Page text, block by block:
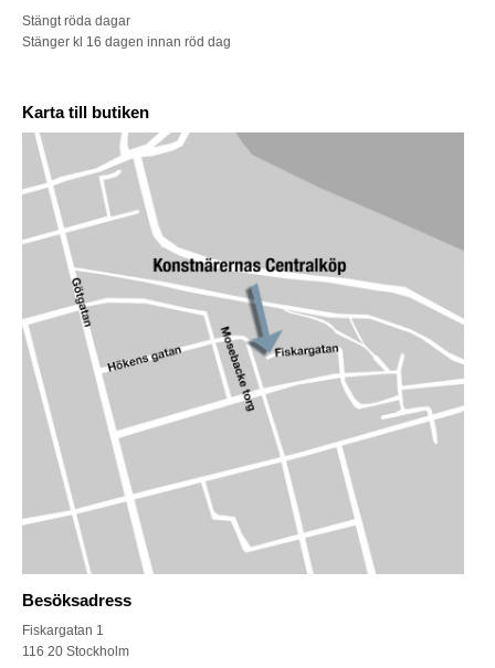
Stängt röda dagar
Stänger kl 16 dagen innan röd dag
Karta till butiken
Besöksadress
Fiskargatan 1
116 20 Stockholm